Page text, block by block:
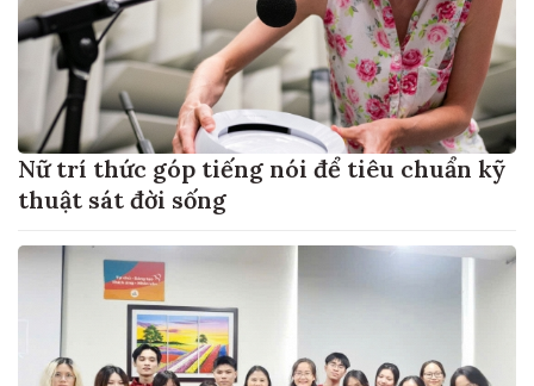
Nữ trí thức góp tiếng nói để tiêu chuẩn kỹ
thuật sát đời sống